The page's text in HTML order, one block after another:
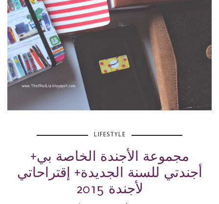
LIFESTYLE
مجموعة الأجندة الخاصة بي+
أجندتي للسنة الجديدة+ إقتراحاتي
لأجندة 2015